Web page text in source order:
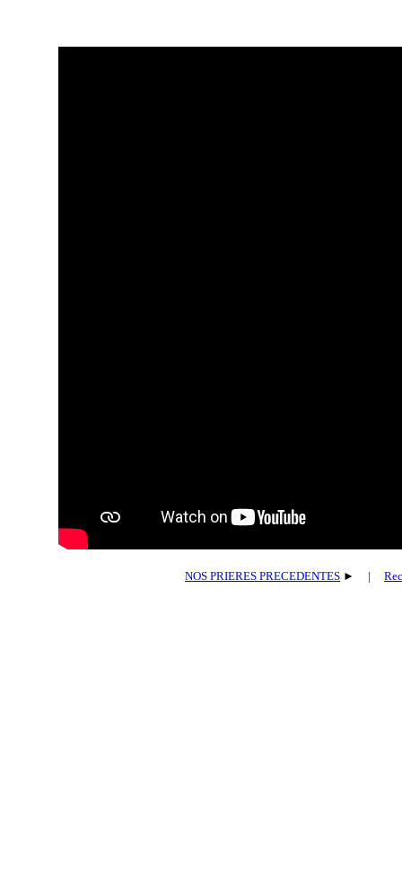
NOS PRIERES PRECEDENTES ► |